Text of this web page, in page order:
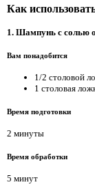
Как
1. Шампунь с солью
Вам понадобится
1/2 столовой
1 столовая
Время подготовки
2 минуты
Время обработки
5 минут